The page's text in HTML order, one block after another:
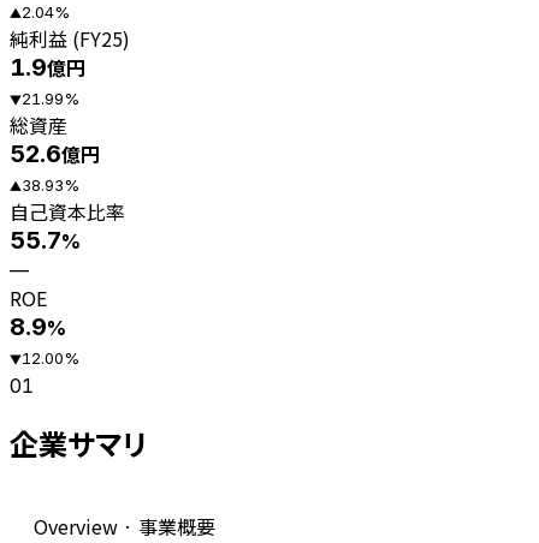
▲2.04%
純利益 (FY25)
1.9億円
▼21.99%
総資産
52.6億円
▲38.93%
自己資本比率
55.7%
—
ROE
8.9%
▼12.00%
01
企業サマリ
Overview · 事業概要